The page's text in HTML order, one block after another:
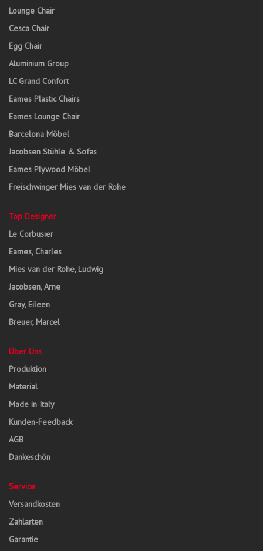
Lounge Chair
Cesca Chair
Egg Chair
Aluminium Group
LC Grand Confort
Eames Plastic Chairs
Eames Lounge Chair
Barcelona Möbel
Jacobsen Stühle & Sofas
Eames Plywood Möbel
Freischwinger Mies van der Rohe
Top Designer
Le Corbusier
Eames, Charles
Mies van der Rohe, Ludwig
Jacobsen, Arne
Gray, Eileen
Breuer, Marcel
Über Uns
Produktion
Material
Made in Italy
Kunden-Feedback
AGB
Dankeschön
Service
Versandkosten
Zahlarten
Garantie